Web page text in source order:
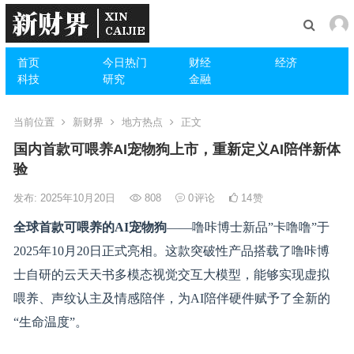
首页 今日热门 财经
经济
科技
研究 金融
当前位置 新财界 地方热点 正文
国内首款可喂养AI宠物狗上市，重新定义AI陪伴新体
验
发布: 2025年10月20日 808 0评论 14赞
全球首款可喂养的AI宠物狗——噜咔博士新品”卡噜噜”于
2025年10月20日正式亮相。这款突破性产品搭载了噜咔博
士自研的云天天书多模态视觉交互大模型，能够实现虚拟
喂养、声纹认主及情感陪伴，为AI陪伴硬件赋予了全新的
“生命温度”。